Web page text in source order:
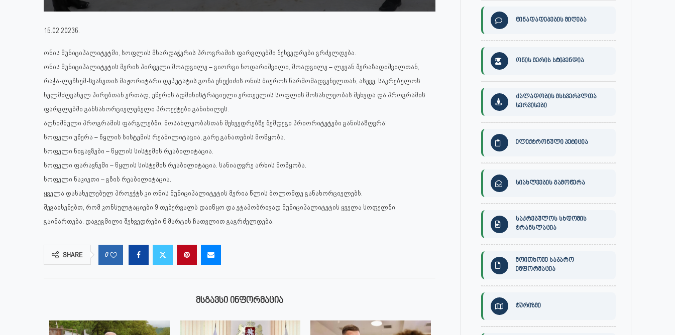
15.02.2023წ.
ონის მუნიციპალიტეტში, სოფლის მხარდაჭერის პროგრამის ფარგლებში შეხვედრები გრძელდება.
ონის მუნიციპალიტეტის მერის პირველი მოადგილე – გიორგი ნოდარიშვილი, მოადგილე – ლევან შერაზადიშვილთან,
რაჭა-ლეჩხუმ-სვანეთის მაჟორიტარი დეპუტატის გოჩა ენუქიძის ონის ბიუროს წარმომადგენელთან, ასევე, საკრებულოს
ხელმძღვანელ პირებთან ერთად, უწერის ადმინისტრაციული ერთეულის სოფლის მოსახლეობას შეხვდა და პროგრამის
ფარგლებში განსახორციელებელი პროექტები განიხილეს.
აღნიშნული პროგრამის ფარგლებში, მოსახლეობასთან შეხვედრებზე შემდეგი პრიორიტეტები განისაზღვრა:
სოფელი უწერა – წყლის სისტემის რეაბილიტაცია, გარე განათების მოწყობა.
სოფელი ნიგავზები – წყლის სისტემის რეაბილიტაცია.
სოფელი ფარავნეში – წყლის სისტემის რეაბილიტაცია. სანიაღვრე არხის მოწყობა.
სოფელი ნაკიეთი – გზის რეაბილიტაცია.
ყველა დასახელებულ პროექტს კი ონის მუნიციპალიტეტის მერია წლის ბოლომდე განახორციელებს.
შეგახსენებთ, რომ კონსულტაციები 9 თებერვალს დაიწყო და ეტაპობრივად მუნიციპალიტეტის ყველა სოფელში
გაიმართება. დაგეგმილი შეხვედრები 6 მარტის ჩათვლით გაგრძელდება.
SHARE 0
ᲛᲡᲒᲐᲕᲡᲘ ᲘᲜᲤᲝᲠᲛᲐᲪᲘᲐ
წინადადებების მიღება
ონის მერის სტიპენდია
ძალადობის მსხვერპლთა
სერვისები
ელექტრონული პეტიცია
სიახლეების გამოწერა
საკრებულოს სხდომის
ტრანსლაცია
მოითხოვე საჯარო
ინფორმაცია
ტურიზმი